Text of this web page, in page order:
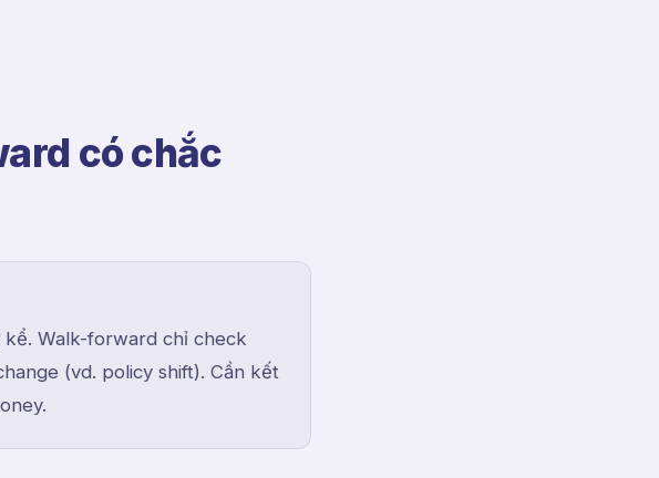
có chắc
Walk-forward chỉ check
(vd. policy shift). Cần kết